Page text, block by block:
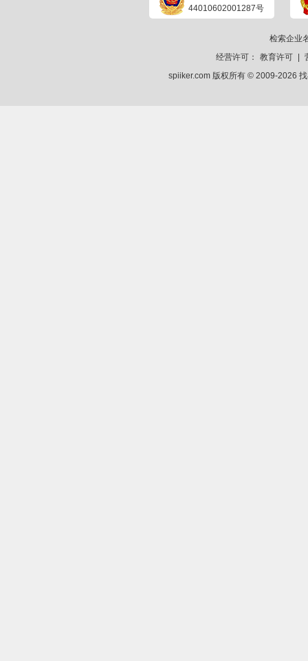
44010602001287号
检索企业
经营许可：
教育许可
spiiker.com 版权所有 © 2009-2026